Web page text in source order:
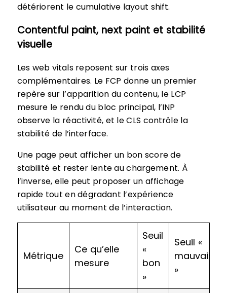
détériorent le cumulative layout shift.
Contentful paint, next paint et stabilité
visuelle
Les web vitals reposent sur trois axes
complémentaires. Le FCP donne un premier
repère sur l’apparition du contenu, le LCP
mesure le rendu du bloc principal, l’INP
observe la réactivité, et le CLS contrôle la
stabilité de l’interface.
Une page peut afficher un bon score de
stabilité et rester lente au chargement. À
l’inverse, elle peut proposer un affichage
rapide tout en dégradant l’expérience
utilisateur au moment de l’interaction.
Métrique
Ce qu’elle
mesure
Seuil
«
bon
»
Seuil «
mauvais
»